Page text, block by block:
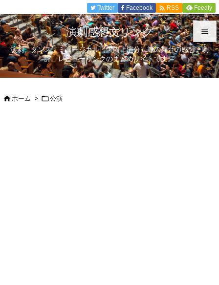


メニュ

Twitter Facebook  RSS Feedly
演劇感想文リンク
演劇、ダンス、ミュージカル（国内上演分）等の舞台の感想、劇
評、レビューリンクのまとめサイトです。
ホーム > 公演